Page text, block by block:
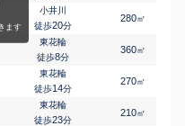
小井川
徒歩20分
280㎡
東花輪
徒歩8分
360㎡
東花輪
徒歩14分
270㎡
東花輪
徒歩23分
210㎡